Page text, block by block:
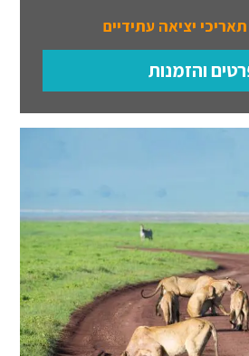
יציאה עתידיים
והזמנות